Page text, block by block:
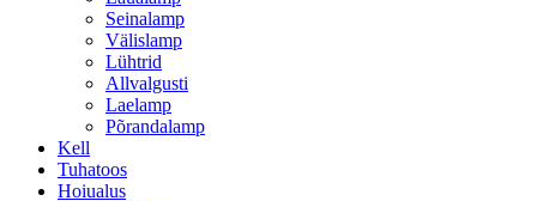
Seinalamp
Välislamp
Lühtrid
Allvalgusti
Laelamp
Põrandalamp
Kell
Tuhatoos
Hoiualus